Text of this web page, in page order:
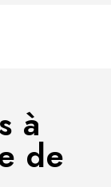
à
de